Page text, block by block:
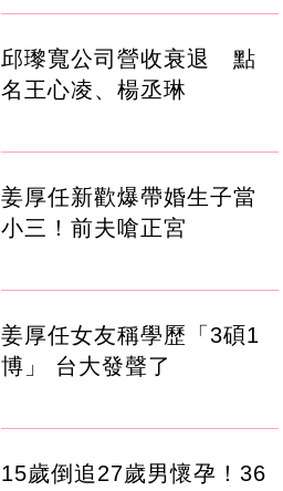
邱瓈寬公司營收衰退 點
名王心凌、楊丞琳
姜厚任新歡爆帶婚生子當
小三！前夫嗆正宮
姜厚任女友稱學歷「3碩1
博」 台大發聲了
15歲倒追27歲男懷孕！36